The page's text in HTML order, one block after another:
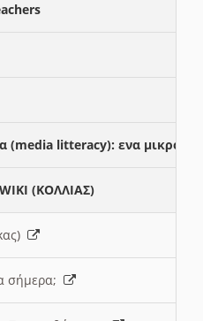
(media litteracy): ενα μικρο
(ΚΟΛΛΙΑΣ)
σήμερα;